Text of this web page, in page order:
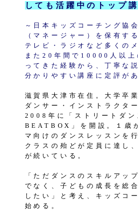
しても活躍中のトップ講
～日本キッズコーチング協
（マネージャー）を保有す
テレビ・ラジオなど多くの
また20年間で10000人以上
ってきた経験から、丁寧な
分かりやすい講座に定評が
滋賀県大津市在住。大学卒
ダンサー・インストラクタ
2008年に「ストリートダン
BEATBOX」を開設。１歳
マ向けのダンスレッスンを
クラスの殆どが定員に達し
が続いている。
「ただダンスのスキルアッ
でなく、子どもの成長を総
したい」と考え、キッズコ
始める。